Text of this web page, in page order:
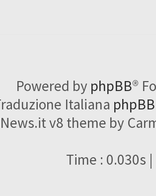
Powered by phpBB®
Italiana
v8 theme by
Time : 0.030s